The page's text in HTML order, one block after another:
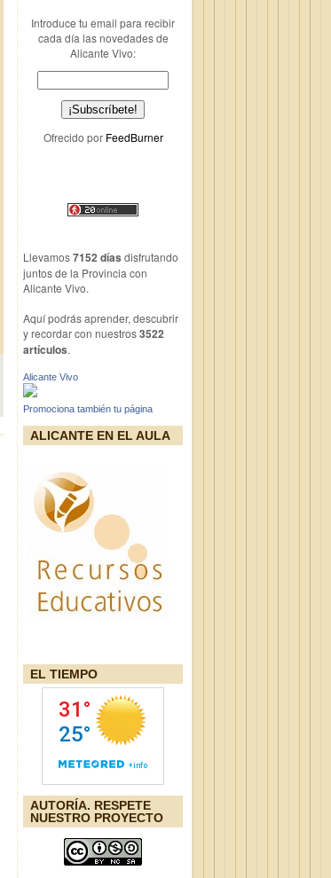
Introduce tu email para recibir
cada día las novedades de
Alicante Vivo:
Ofrecido por FeedBurner
Llevamos7152 días disfrutando
juntos de la Provincia con
Alicante Vivo.
Aquí podrás aprender, descubrir
y recordar con nuestros3522
artículos.
Alicante Vivo
Promociona también tu página
ALICANTE EN EL AULA
EL TIEMPO
AUTORÍA. RESPETE
NUESTRO PROYECTO